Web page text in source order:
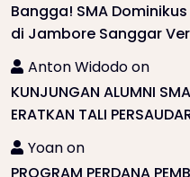
Bangga! SMA
di Jambore Sanggar
Anton Widodoon
KUNJUNGAN ALUMNI
ERATKAN TALI
Yoanon